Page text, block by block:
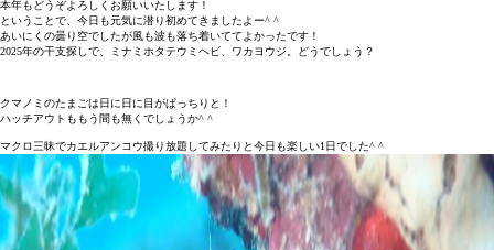
本年もどうぞよろしくお願いいたします！
ということで、今日も元気に潜り初めてきましたよー^ ^
あいにくの曇り空でしたが風も波も落ち着いててよかったです！
2025年の干支探しで、ミナミホタテウミヘビ、ワカヨウジ。どうでしょう？
クマノミのたまごは日に日に目がぱっちりと！
ハッチアウトももう間も無くでしょうか^ ^
マクロ三昧でカエルアンコウ撮り放題してみたりと今日も楽しい1日でした^ ^